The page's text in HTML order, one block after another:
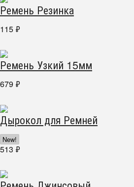
Ремень Резинка
115 ₽
Ремень Узкий 15мм
679 ₽
Дырокол для Ремней
New!
513 ₽